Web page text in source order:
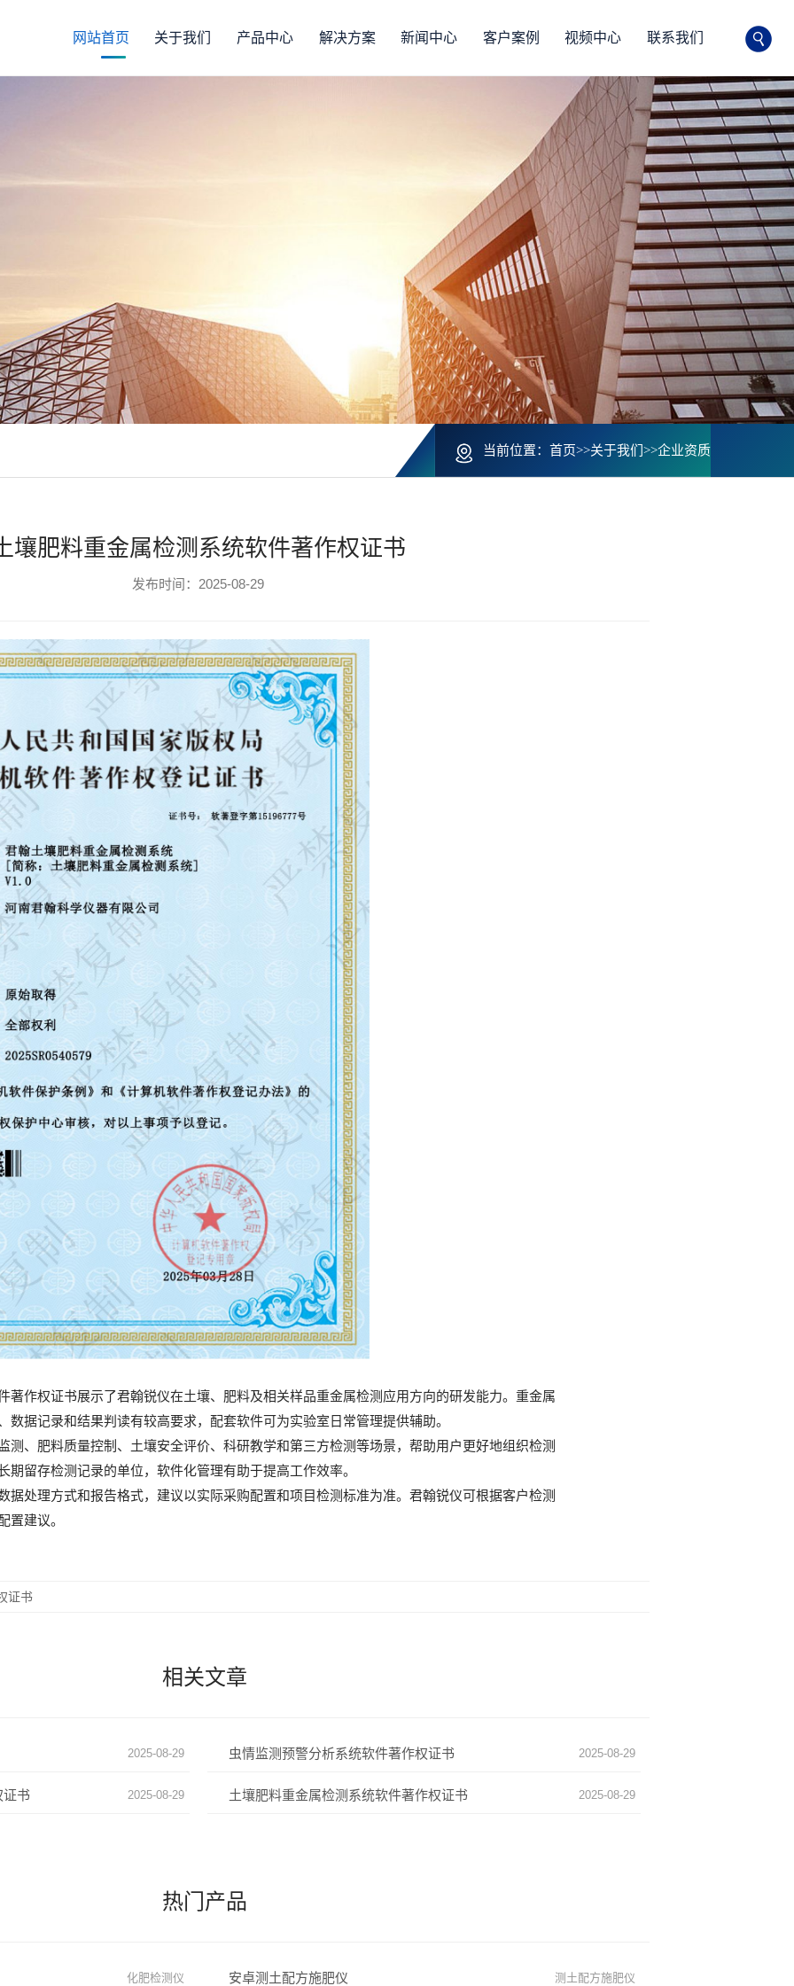
网站首页 关于我们 产品中心 解决方案 新闻中心 客户案例 视频中心 联系我们
当前位置： 首页>>关于我们 >>企业资质
壤肥料重金属检测系统软件著作权证书
发布时间：2025-08-29
著作权证书展示了君翰锐仪在土壤、肥料及相关样品重金属检测应用方向的研发能力。重金属
数据记录和结果判读有较高要求，配套软件可为实验室日常管理提供辅助。
测、肥料质量控制、土壤安全评价、科研教学和第三方检测等场景，帮助用户更好地组织检测
期留存检测记录的单位，软件化管理有助于提高工作效率。
据处理方式和报告格式，建议以实际采购配置和项目检测标准为准。君翰锐仪可根据客户检测
置建议。
证书
相关文章
2025-08-29 虫情监测预警分析系统软件著作权证书 2025-08-29
证书 2025-08-29 土壤肥料重金属检测系统软件著作权证书 2025-08-29
热门产品
化肥检测仪 安卓测土配方施肥仪 测土配方施肥仪